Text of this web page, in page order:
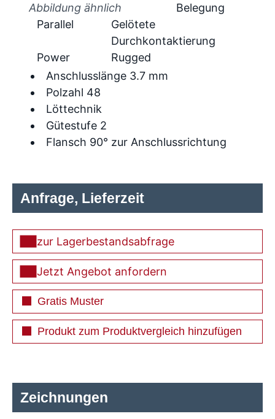
Abbildung ähnlich
Anschlusslänge 3.7 mm
Polzahl 48
Löttechnik
Gütestufe 2
Flansch 90° zur Anschlussrichtung
Parallel
Gelötete
Durchkontaktierung
Power
Rugged
Zeichnungen
Anfrage, Lieferzeit
zur Lagerbestandsabfrage
Jetzt Angebot anfordern
Gratis Muster
Produkt zum Produktvergleich hinzufügen